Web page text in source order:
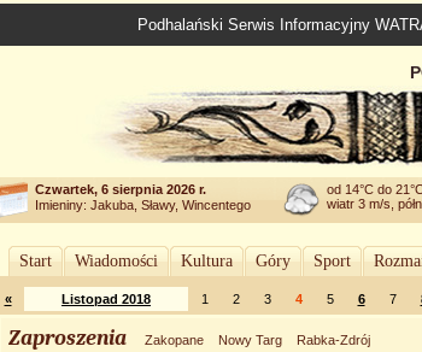
Podhalański Serwis Informacyjny
Czwartek, 6 sierpnia 2026 r.
Imieniny: Jakuba, Sławy, Wincentego
od 14°C do
wiatr 3 m/s,
Start Wiadomości Kultura Góry Sport
« Listopad 2018 1 2 3 4 5 6 7
Zaproszenia Zakopane Nowy Targ Rabka-Zdrój